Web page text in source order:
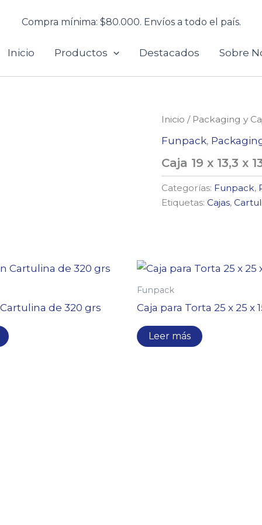
Compra mínima: $80.000. Envíos a todo el país.
Inicio Productos Destacados Sobre
Inicio / Packaging y
Funpack,
Caja 19 x 13,3 x
Categorías: Funpack,
Etiquetas:Cajas,
de 320 grs
Funpack
Caja para Torta 25 x 25 x
Leer más